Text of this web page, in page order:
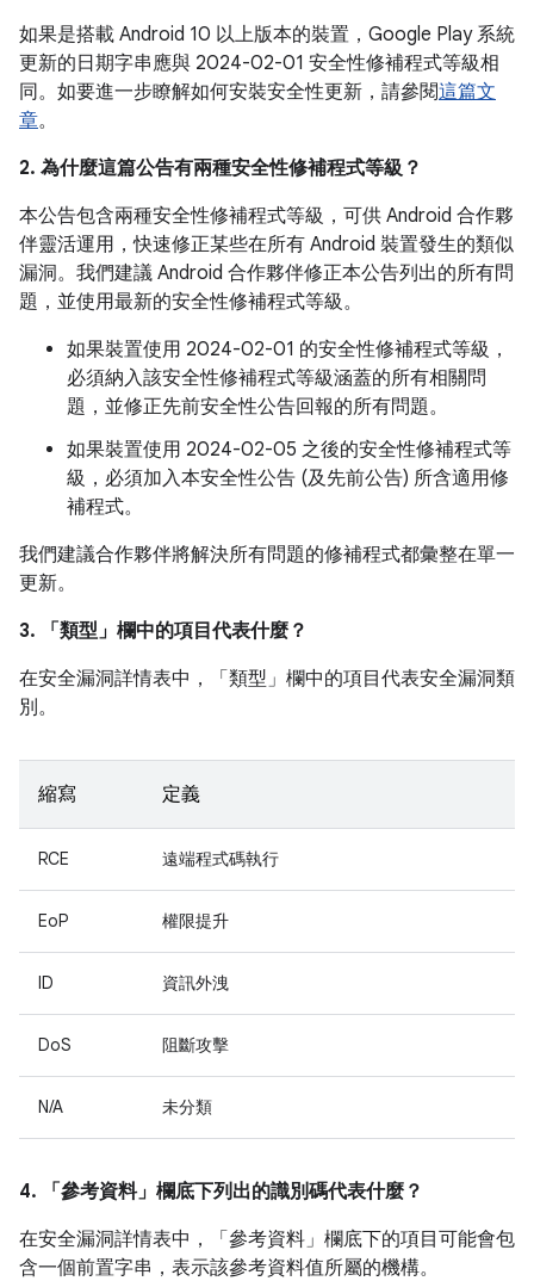
如果是搭載 Android 10 以上版本的裝置，Google Play 系統
更新的日期字串應與 2024-02-01 安全性修補程式等級相
同。如要進一步瞭解如何安裝安全性更新，請參閱這篇文
章。
2. 為什麼這篇公告有兩種安全性修補程式等級？
本公告包含兩種安全性修補程式等級，可供 Android 合作夥
伴靈活運用，快速修正某些在所有 Android 裝置發生的類似
漏洞。我們建議 Android 合作夥伴修正本公告列出的所有問
題，並使用最新的安全性修補程式等級。
如果裝置使用 2024-02-01 的安全性修補程式等級，
必須納入該安全性修補程式等級涵蓋的所有相關問
題，並修正先前安全性公告回報的所有問題。
如果裝置使用 2024-02-05 之後的安全性修補程式等
級，必須加入本安全性公告 (及先前公告) 所含適用修
補程式。
我們建議合作夥伴將解決所有問題的修補程式都彙整在單一
更新。
3. 「類型」 欄中的項目代表什麼？
在安全漏洞詳情表中，「類型」 欄中的項目代表安全漏洞類
別。
縮寫 定義
RCE 遠端程式碼執行
EoP 權限提升
ID 資訊外洩
DoS 阻斷攻擊
N/A 未分類
4. 「參考資料」 欄底下列出的識別碼代表什麼？
在安全漏洞詳情表中，「參考資料」 欄底下的項目可能會包
含一個前置字串，表示該參考資料值所屬的機構。